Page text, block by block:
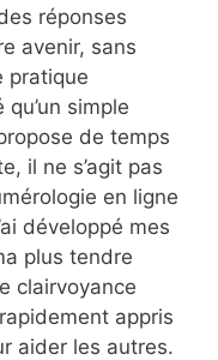
réponses
avenir, sans
pratique
simple
de temps
il ne s’agit pas
en ligne
développé mes
plus tendre
clairvoyance
appris
aider les autres.